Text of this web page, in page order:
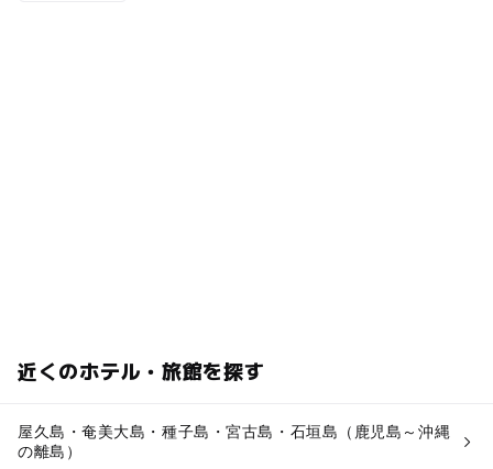
近くのホテル・旅館を探す
屋久島・奄美大島・種子島・宮古島・石垣島（鹿児島～沖縄
の離島）